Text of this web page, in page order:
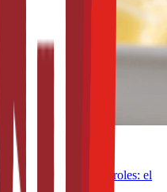
omega-3 y fitoesteroles: el